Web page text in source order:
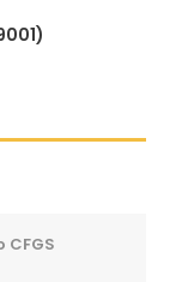
CFGS